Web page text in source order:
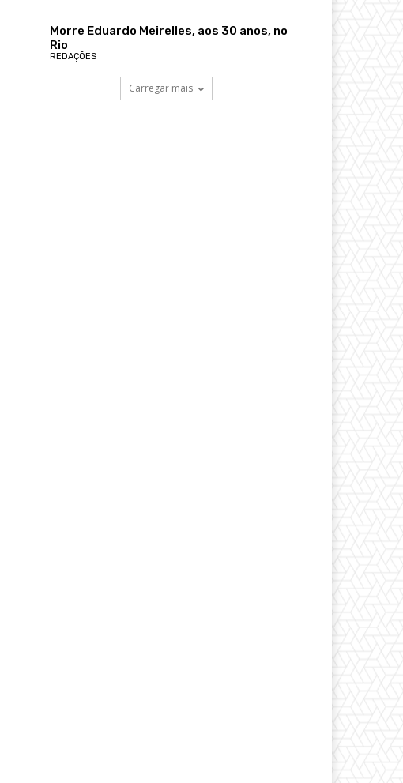
Morre Eduardo Meirelles, aos 30 anos, no
Rio
REDAÇÕES
Carregar mais